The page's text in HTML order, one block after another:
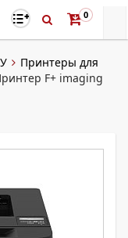
0
Принтеры для
F+ imaging